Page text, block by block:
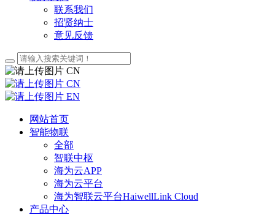
联系我们
招贤纳士
意见反馈
CN
CN
EN
网站首页
智能物联
全部
智联中枢
海为云APP
海为云平台
海为智联云平台HaiwellLink Cloud
产品中心